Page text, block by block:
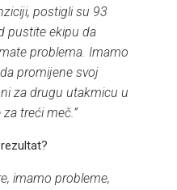
postigli su 93
pustite ekipu da
problema. Imamo
promijene svoj
za drugu utakmicu u
treći meč.”
imamo probleme,